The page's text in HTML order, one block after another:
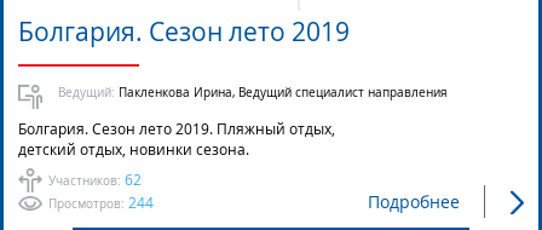
Участников: 62
Просмотров: 244
Болгария. Сезон лето 2019
Ведущий: Пакленкова Ирина, Ведущий специалист направления
Болгария. Сезон лето 2019. Пляжный отдых,
детский отдых, новинки сезона.
Подробнее